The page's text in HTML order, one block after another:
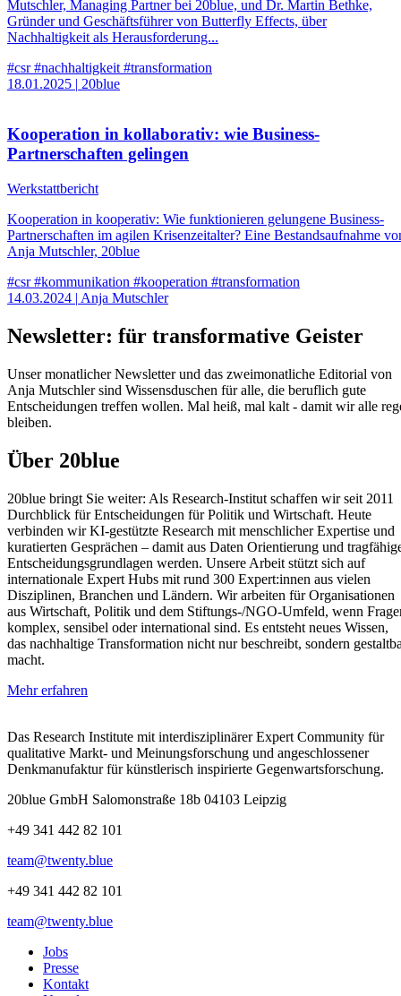
Mutschler, Managing Partner bei 20blue, und Dr. Martin Bethke,
Gründer und Geschäftsführer von Butterfly Effects, über
Nachhaltigkeit als Herausforderung...
#csr #nachhaltigkeit #transformation
18.01.2025 | 20blue
Kooperation in kollaborativ: wie Business-
Partnerschaften gelingen
Werkstattbericht
Kooperation in kooperativ: Wie funktionieren gelungene Business-
Partnerschaften im agilen Krisenzeitalter? Eine Bestandsaufnahme
Anja Mutschler, 20blue
#csr #kommunikation #kooperation #transformation
14.03.2024 | Anja Mutschler
Newsletter: für transformative Geister
Unser monatlicher Newsletter und das zweimonatliche Editorial von
Anja Mutschler sind Wissensduschen für alle, die beruflich gute
Entscheidungen treffen wollen. Mal heiß, mal kalt - damit wir alle
bleiben.
Über 20blue
20blue bringt Sie weiter: Als Research‑Institut schaffen wir seit 2011
Durchblick für Entscheidungen für Politik und Wirtschaft. Heute
verbinden wir KI‑gestützte Research mit menschlicher Expertise und
kuratierten Gesprächen – damit aus Daten Orientierung und
Entscheidungsgrundlagen werden. Unsere Arbeit stützt sich auf
internationale Expert Hubs mit rund 300 Expert:innen aus vielen
Disziplinen, Branchen und Ländern. Wir arbeiten für Organisationen
aus Wirtschaft, Politik und dem Stiftungs‑/NGO‑Umfeld, wenn
komplex, sensibel oder international sind. Es entsteht neues Wissen,
das nachhaltige Transformation nicht nur beschreibt, sondern
macht.
Mehr erfahren
Das Research Institute mit interdisziplinärer Expert Community für
qualitative Markt- und Meinungsforschung und angeschlossener
Denkmanufaktur für künstlerisch inspirierte Gegenwartsforschung.
20blue GmbH Salomonstraße 18b 04103 Leipzig
+49 341 442 82 101
team@twenty.blue
+49 341 442 82 101
team@twenty.blue
Jobs
Presse
Kontakt